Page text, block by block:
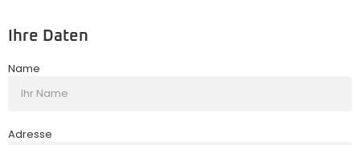
Ihre Daten
Name
Adresse